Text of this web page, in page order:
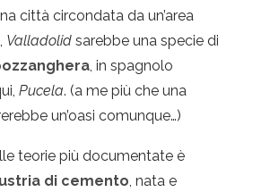
città circondata da un’area
Valladolid sarebbe una specie di
, in spagnolo
Pucela. (a me più che una
un’oasi comunque…)
teorie più documentate è
di cemento , nata e